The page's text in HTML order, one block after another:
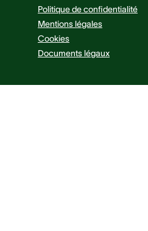
Politique de confidentialité
Mentions légales
Cookies
Documents légaux